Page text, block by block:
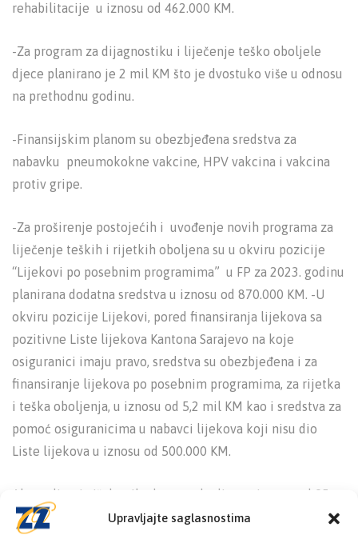
Upravljajte saglasnostima
rehabilitacije u iznosu od 462.000 KM.
-Za program za dijagnostiku i liječenje teško oboljele
djece planirano je 2 mil KM što je dvostuko više u odnosu
na prethodnu godinu.
-Finansijskim planom su obezbjeđena sredstva za
nabavku pneumokokne vakcine, HPV vakcina i vakcina
protiv gripe.
-Za proširenje postojećih i uvođenje novih programa za
liječenje teških i rijetkih oboljena su u okviru pozicije
“Lijekovi po posebnim programima” u FP za 2023. godinu
planirana dodatna sredstva u iznosu od 870.000 KM. -U
okviru pozicije Lijekovi, pored finansiranja lijekova sa
pozitivne Liste lijekova Kantona Sarajevo na koje
osiguranici imaju pravo, sredstva su obezbjeđena i za
finansiranje lijekova po posebnim programima, za rijetka
i teška oboljenja, u iznosu od 5,2 mil KM kao i sredstva za
pomoć osiguranicima u nabavci lijekova koji nisu dio
Liste lijekova u iznosu od 500.000 KM.
Akumulirani višak prihoda na rashodima u iznosu od 95
miliona KM je rezultat višegodišnjeg kumuliranja suficita